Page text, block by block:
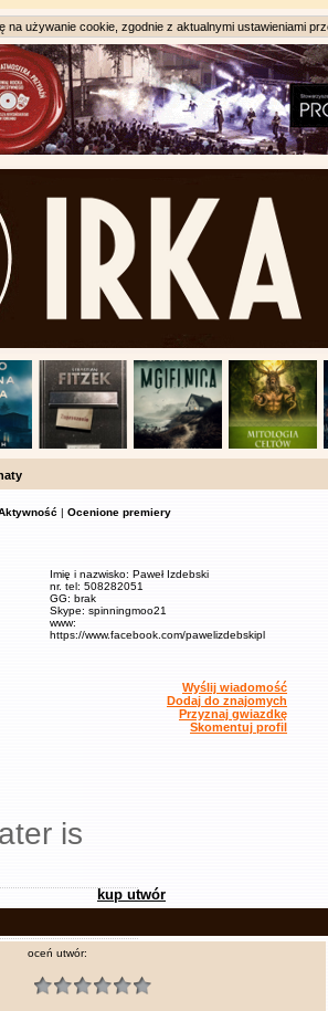
używanie cookie, zgodnie z aktualnymi ustawieniami
| Ocenione premiery
Imię i nazwisko: Paweł Izdebski
nr. tel: 508282051
GG: brak
Skype: spinningmoo21
www:
https://www.facebook.com/pawelizdebskipl
Wyślij wiadomość
Dodaj do znajomych
Przyznaj gwiazdkę
Skomentuj profil
is
kup utwór
oceń utwór: